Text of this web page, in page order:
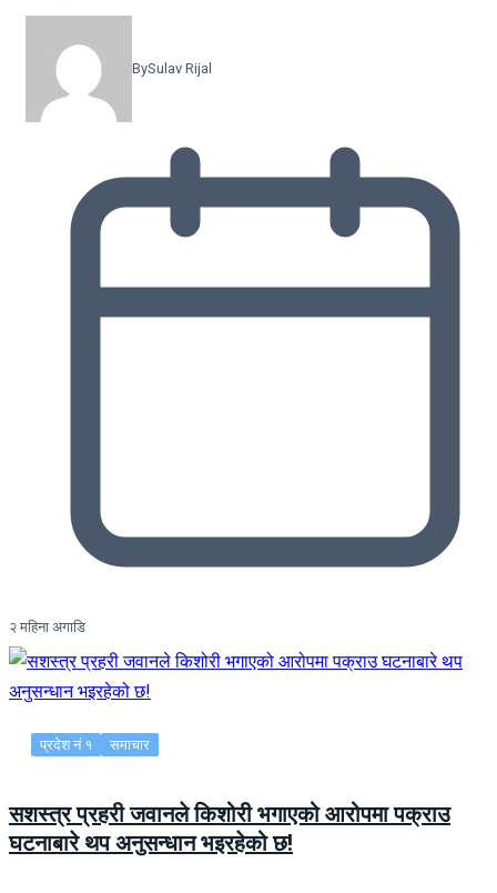
BySulav Rijal
२ महिना अगाडि
प्रदेश नं १ समाचार
सशस्त्र प्रहरी जवानले किशोरी भगाएको आरोपमा पक्राउ
घटनाबारे थप अनुसन्धान भइरहेको छ!